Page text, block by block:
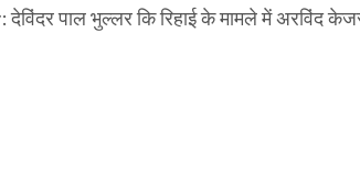
पाल भुल्लर कि रिहाई के मामले में अरविंद